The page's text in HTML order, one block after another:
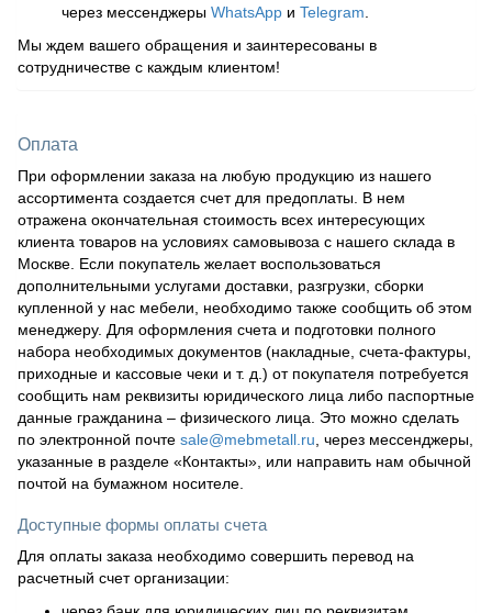
через мессенджеры WhatsApp и Telegram
Мы ждем вашего обращения и заинтересованы в
сотрудничестве с каждым клиентом!
Оплата
При оформлении заказа на любую продукцию из нашего
ассортимента создается счет для предоплаты. В нем
отражена окончательная стоимость всех интересующих
клиента товаров на условиях самовывоза с нашего склада в
Москве. Если покупатель желает воспользоваться
дополнительными услугами доставки, разгрузки, сборки
купленной у нас мебели, необходимо также сообщить об этом
менеджеру. Для оформления счета и подготовки полного
набора необходимых документов (накладные, счета-фактуры,
приходные и кассовые чеки и т. д.) от покупателя потребуется
сообщить нам реквизиты юридического лица либо паспортные
данные гражданина – физического лица. Это можно сделать
по электронной почте sale@mebmetall.ru , через мессенджеры,
указанные в разделе «Контакты», или направить нам обычной
почтой на бумажном носителе.
Доступные формы оплаты счета
Для оплаты заказа необходимо совершить перевод на
расчетный счет организации: